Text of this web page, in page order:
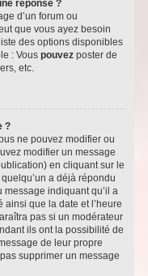
réponse ?
d’un forum ou
que vous ayez besoin
des options disponibles
: Vous pouvez poster de
etc.
?
ne pouvez modifier ou
modifier un message
en cliquant sur le
a déjà répondu
message indiquant qu’il a
ainsi que la date et l’heure
pas si un modérateur
ils ont la possibilité de
de leur propre
supprimer un message